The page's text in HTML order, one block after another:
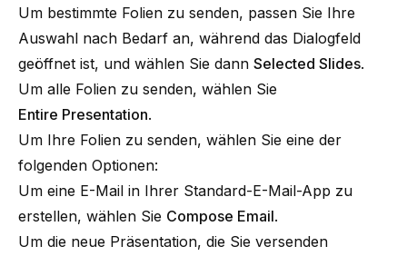
Um bestimmte Folien zu senden, passen Sie Ihre
Auswahl nach Bedarf an, während das Dialogfeld
geöffnet ist, und wählen Sie dann Selected Slides.
Um alle Folien zu senden, wählen Sie
Entire Presentation.
Um Ihre Folien zu senden, wählen Sie eine der
folgenden Optionen:
Um eine E-Mail in Ihrer Standard-E-Mail-App zu
erstellen, wählen Sie Compose Email.
Um die neue Präsentation, die Sie versenden